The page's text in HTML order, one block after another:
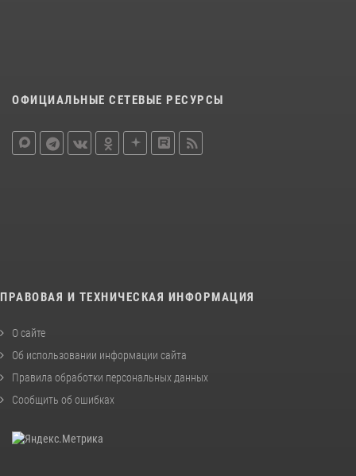
ОФИЦИАЛЬНЫЕ СЕТЕВЫЕ РЕСУРСЫ
ПРАВОВАЯ И ТЕХНИЧЕСКАЯ ИНФОРМАЦИЯ
О сайте
Об использовании информации сайта
Правила обработки персональных данных
Сообщить об ошибках